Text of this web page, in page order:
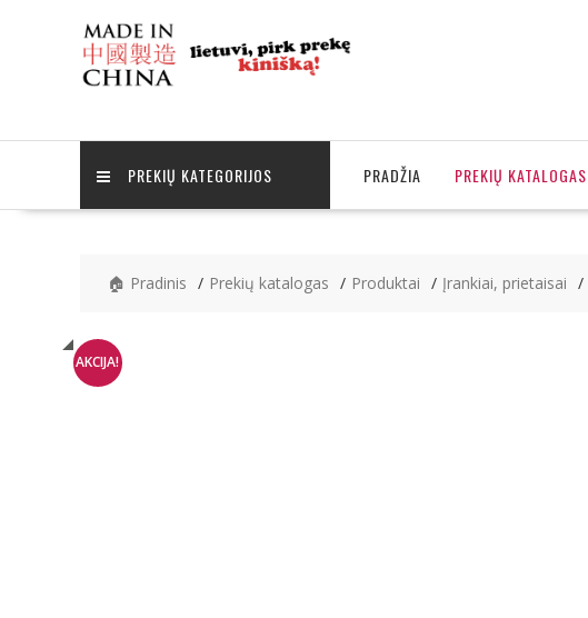
PREKIŲ KATEGORIJOS PRADŽIA PREKIŲ KATALOGAS
🏠 Pradinis Prekių katalogas Produktai Įrankiai, prietaisai
AKCIJA!